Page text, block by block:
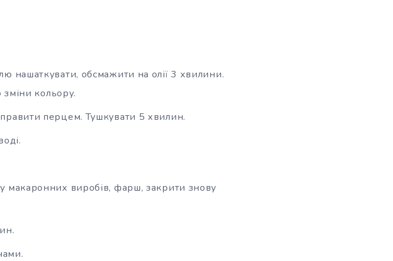
нашаткувати, обсмажити на олії 3 хвилини.
кольору.
перцем. Тушкувати 5 хвилин.
макаронних виробів, фарш, закрити знову